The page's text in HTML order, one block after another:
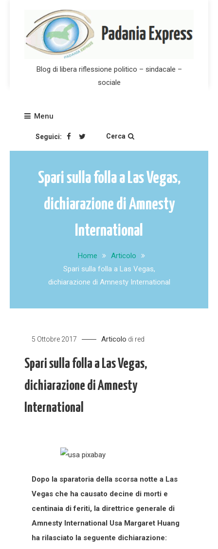
Blog di libera riflessione politico – sindacale –
sociale
Menu
Seguici: Cerca
Spari sulla folla a Las Vegas,
dichiarazione di Amnesty
International
Home
Articolo
Spari sulla folla a Las Vegas,
dichiarazione di Amnesty International
5 Ottobre 2017 Articolo di red
Spari sulla folla a Las Vegas,
dichiarazione di Amnesty
International
Dopo la sparatoria della scorsa notte a Las
Vegas che ha causato decine di morti e
centinaia di feriti, la direttrice generale di
Amnesty International Usa Margaret Huang
ha rilasciato la seguente dichiarazione: